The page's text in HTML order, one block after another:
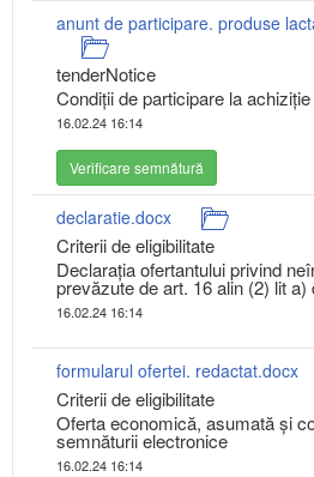
anunt de participare. produse
tenderNotice
Condiții de participare la achiziție
16.02.24 16:14
Verificare semnătură
declaratie.docx
Criterii de eligibilitate
Declarația ofertantului privind
prevăzute de art. 16 alin (2) lit a)
16.02.24 16:14
formularul ofertei. redactat.docx
Criterii de eligibilitate
Oferta economică, asumată şi
semnăturii electronice
16.02.24 16:14